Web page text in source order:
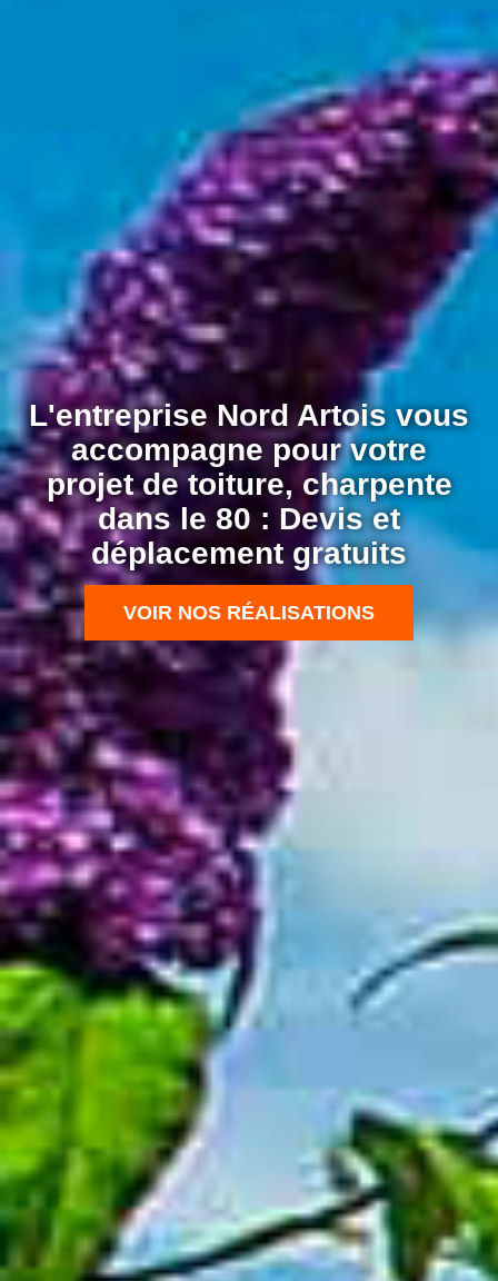
L'entreprise Nord Artois vous
accompagne pour votre
projet de toiture, charpente
dans le 80 : Devis et
déplacement gratuits
VOIR NOS RÉALISATIONS